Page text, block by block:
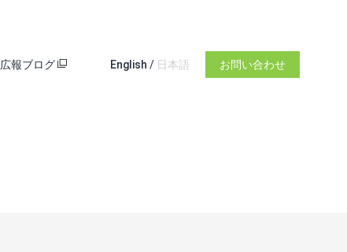
広報ブログ English / 日本語 お問い合わせ